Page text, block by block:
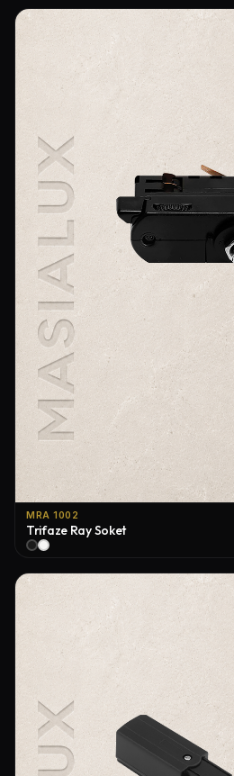
Aplik
Lambader ve Masa
Endüstriyel
Acil Aydınlatma ve
MRA 1002
Trifaze Ray Soket